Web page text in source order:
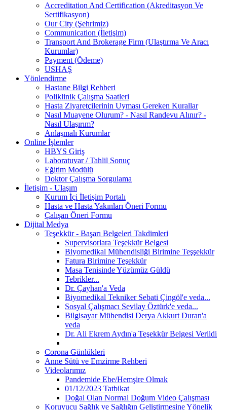
Accreditation And Certification (Akreditasyon Ve
Sertifikasyon)
Our City (Şehrimiz)
Communication (İletişim)
Transport And Brokerage Firm (Ulaştırma Ve Aracı
Kurumlar)
Payment (Ödeme)
USHAŞ
Yönlendirme
Hastane Bilgi Rehberi
Poliklinik Çalışma Saatleri
Hasta Ziyaretçilerinin Uyması Gereken Kurallar
Nasıl Muayene Olurum? - Nasıl Randevu Alınır? -
Nasıl Ulaşırım?
Anlaşmalı Kurumlar
Online İşlemler
HBYS Giriş
Laboratuvar / Tahlil Sonuç
Eğitim Modülü
Doktor Çalışma Sorgulama
İletişim - Ulaşım
Kurum İçi İletişim Portalı
Hasta ve Hasta Yakınları Öneri Formu
Çalışan Öneri Formu
Dijital Medya
Teşekkür - Başarı Belgeleri Takdimleri
Supervisorlara Teşekkür Belgesi
Biyomedikal Mühendisliği Birimine Teşşekkür
Fatura Birimine Teşekkür
Masa Tenisinde Yüzümüz Güldü
Tebrikler...
Dr. Çayhan'a Veda
Biyomedikal Tekniker Sebati Çingöl'e veda...
Sosyal Çalışmacı Sevilay Öztürk'e veda...
Bilgisayar Mühendisi Derya Akkurt Duran'a
veda
Dr. Ali Ekrem Aydın'a Teşekkür Belgesi Verildi
Corona Günlükleri
Anne Sütü ve Emzirme Rehberi
Videolarımız
Pandemide Ebe/Hemşire Olmak
01/12/2023 Tatbikat
Doğal Olan Normal Doğum Video Çalışması
Koruyucu Sağlık ve Sağlığın Geliştirmesine Yönelik